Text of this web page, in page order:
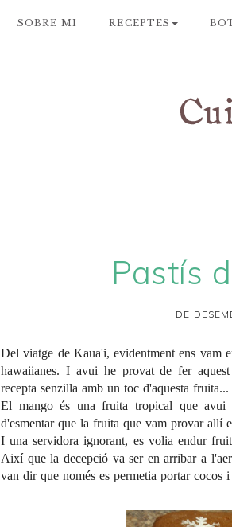
SOBRE MI RECEPTES
Pastís
DE
Del viatge de Kaua'i, evidentment ens vam
hawaiianes. I avui he provat de fer
recepta senzilla amb un toc d'aquesta
El mango és una fruita tropical que
d'esmentar que la fruita que vam provar allí
I una servidora ignorant, es volia endur
Així que la decepció va ser en arribar a
van dir que només es permetia portar